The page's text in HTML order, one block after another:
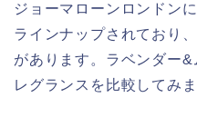
ジョーマローンロンドン
ラインナップされており
があります。ラベンダー
レグランスを比較してみま